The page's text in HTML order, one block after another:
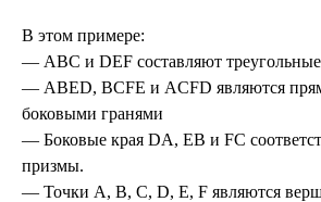
В этом примере:
— ABC и DEF составляют
— ABED, BCFE и ACFD являются
боковыми гранями
— Боковые края DA, EB и FC
призмы.
— Точки A, B, C, D, E, F являются